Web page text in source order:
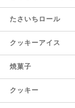
たさいちロール
クッキーアイス
焼菓子
クッキー